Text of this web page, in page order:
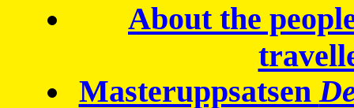
About the
Masteruppsatsen